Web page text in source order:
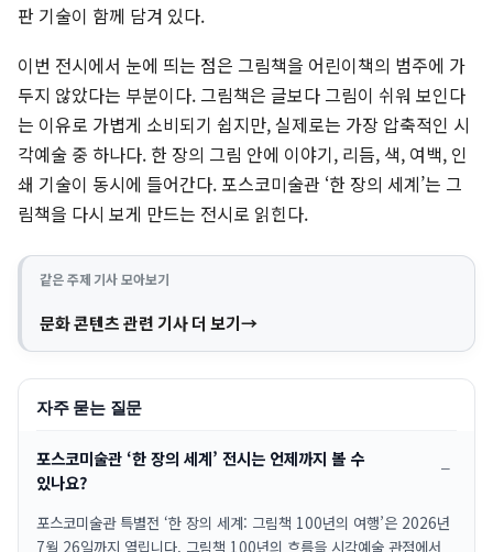
판 기술이 함께 담겨 있다.
이번 전시에서 눈에 띄는 점은 그림책을 어린이책의 범주에 가
두지 않았다는 부분이다. 그림책은 글보다 그림이 쉬워 보인다
는 이유로 가볍게 소비되기 쉽지만, 실제로는 가장 압축적인 시
각예술 중 하나다. 한 장의 그림 안에 이야기, 리듬, 색, 여백, 인
쇄 기술이 동시에 들어간다. 포스코미술관 ‘한 장의 세계’는 그
림책을 다시 보게 만드는 전시로 읽힌다.
같은 주제 기사 모아보기
문화 콘텐츠 관련 기사 더 보기
자주 묻는 질문
포스코미술관 ‘한 장의 세계’ 전시는 언제까지 볼 수
있나요?
포스코미술관 특별전 ‘한 장의 세계: 그림책 100년의 여행’은 2026년
7월 26일까지 열립니다. 그림책 100년의 흐름을 시각예술 관점에서